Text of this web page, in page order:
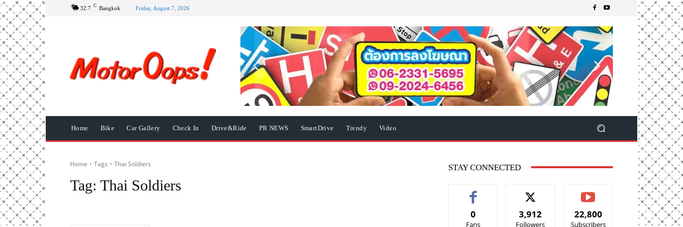
32.7 C Bangkok Friday, August 7, 2026
Home Bike Car Gallery Check In Drive&Ride PR NEWS SmartDrive Trendy Video
Home Tags Thai Soldiers
Tag: Thai Soldiers
STAY CONNECTED
0
Fans
3,912
Followers
22,800
Subscribers